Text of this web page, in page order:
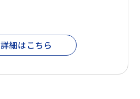
詳細はこちら